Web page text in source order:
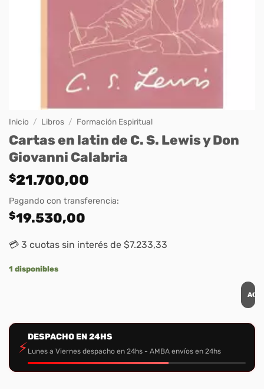
Inicio / Libros / Formación Espiritual
Cartas en latin de C. S. Lewis y Don
Giovanni Calabria
$21.700,00
Pagando con transferencia:
$19.530,00
💳 3 cuotas sin interés de $7.233,33
1 disponibles
⚡
DESPACHO EN 24HS
Lunes a Viernes despacho en 24hs - AMBA envíos en 24hs